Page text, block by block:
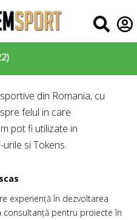
din Romania, cu
felul in care
pot fi utilizate in
si Tokens.
experiență în dezvoltarea
consultanță pentru proiecte în